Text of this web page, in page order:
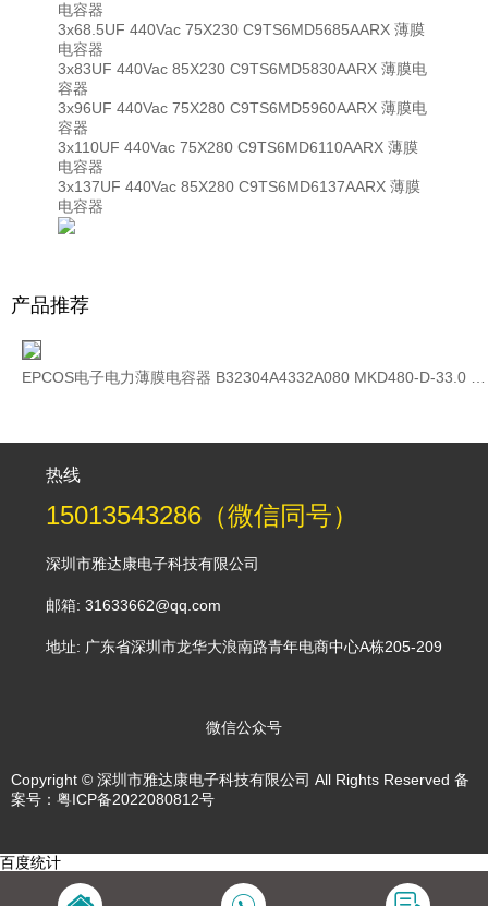
电容器
3x68.5UF 440Vac 75X230 C9TS6MD5685AARX 薄膜
电容器
3x83UF 440Vac 85X230 C9TS6MD5830AARX 薄膜电
容器
3x96UF 440Vac 75X280 C9TS6MD5960AARX 薄膜电
容器
3x110UF 440Vac 75X280 C9TS6MD6110AARX 薄膜
电容器
3x137UF 440Vac 85X280 C9TS6MD6137AARX 薄膜
电容器
产品推荐
热线
15013543286（微信同号）
深圳市雅达康电子科技有限公司
邮箱: 31633662@qq.com
地址: 广东省深圳市龙华大浪南路青年电商中心A栋205-209
微信公众号
Copyright © 深圳市雅达康电子科技有限公司 All Rights Reserved 备
案号： 粤ICP备2022080812号
百度统计